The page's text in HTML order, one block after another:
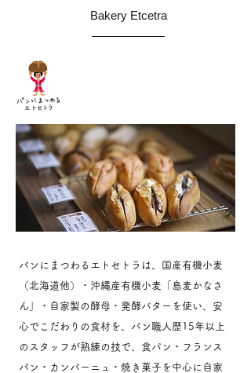
Bakery Etcetra
パンにまつわるエトセトラは、国産有機小麦
（北海道他）・沖縄産有機小麦「島麦かなさ
ん」・自家製の酵母・発酵バターを使い、安
心でこだわりの食材を、パン職人歴15年以上
のスタッフが熟練の技で、食パン・フランス
パン・カンパーニュ・焼き菓子を中心に自家